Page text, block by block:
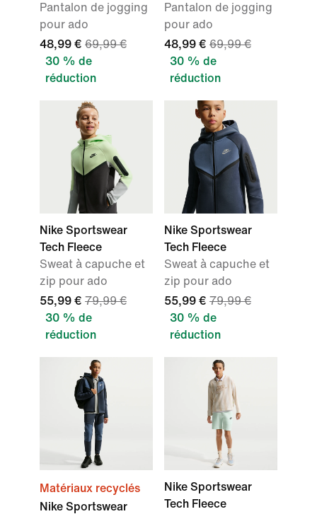
Pantalon de jogging
pour ado
48,99 € 69,99 €
30 % de
réduction
Pantalon de jogging
pour ado
48,99 € 69,99 €
30 % de
réduction
Nike Sportswear
Tech Fleece
Sweat à capuche et
zip pour ado
55,99 € 79,99 €
30 % de
réduction
Nike Sportswear
Tech Fleece
Sweat à capuche et
zip pour ado
55,99 € 79,99 €
30 % de
réduction
Matériaux recyclés
Nike Sportswear
Nike Sportswear
Tech Fleece